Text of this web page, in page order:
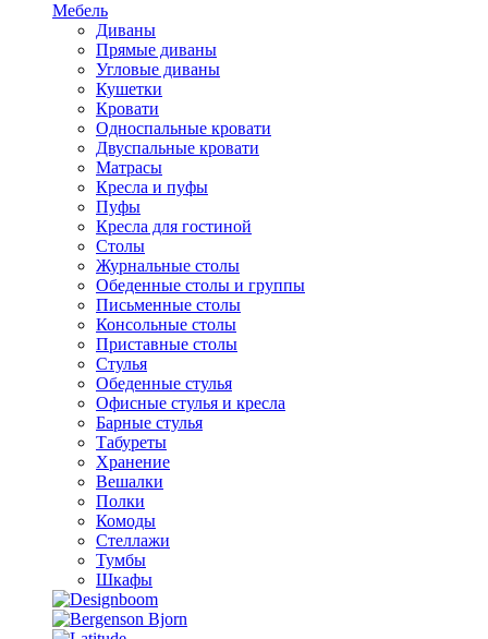
Мебель
Диваны
Прямые диваны
Угловые диваны
Кушетки
Кровати
Односпальные кровати
Двуспальные кровати
Матрасы
Кресла и пуфы
Пуфы
Кресла для гостиной
Столы
Журнальные столы
Обеденные столы и группы
Письменные столы
Консольные столы
Приставные столы
Стулья
Обеденные стулья
Офисные стулья и кресла
Барные стулья
Табуреты
Хранение
Вешалки
Полки
Комоды
Стеллажи
Тумбы
Шкафы